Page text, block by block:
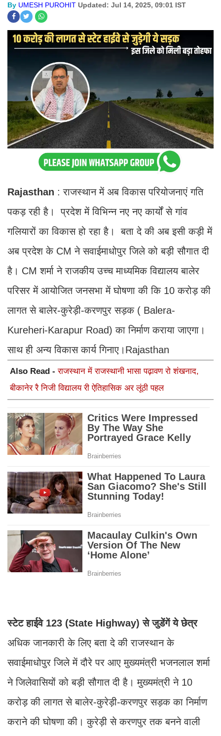
By UMESH PUROHIT Updated: Jul 14, 2025, 09:01 IST
Rajasthan : राजस्थान में अब विकास परियोजनाएं गति
पकड़ रही है। प्रदेश में विभिन्न नए नए कार्यों से गांव
गलियारों का विकास हो रहा है। बता दे की अब इसी कड़ी में
अब प्रदेश के CM ने सवाईमाधोपुर जिले को बड़ी सौगात दी
है। CM शर्मा ने राजकीय उच्च माध्यमिक विद्यालय बालेर
परिसर में आयोजित जनसभा में घोषणा की कि 10 करोड़ की
लागत से बालेर-कुरेड़ी-करणपुर सड़क ( Balera-
Kureheri-Karapur Road) का निर्माण कराया जाएगा।
साथ ही अन्य विकास कार्य गिनाए।Rajasthan
Also Read -राजस्थान में राजस्थानी भासा पढ़ावण रो शंखनाद,
बीकानेर रै निजी विद्यालय री ऐतिहासिक अर लूंठी पहल
स्टेट हाईवे 123 (State Highway) से जुडेंगें ये छेत्र
अधिक जानकारी के लिए बता दे की राजस्थान के
सवाईमाधोपुर जिले में दौरे पर आए मुख्यमंत्री भजनलाल शर्मा
ने जिलेवासियों को बड़ी सौगात दी है। मुख्यमंत्री ने 10
करोड़ की लागत से बालेर-कुरेड़ी-करणपुर सड़क का निर्माण
कराने की घोषणा की। कुरेड़ी से करणपुर तक बनने वाली